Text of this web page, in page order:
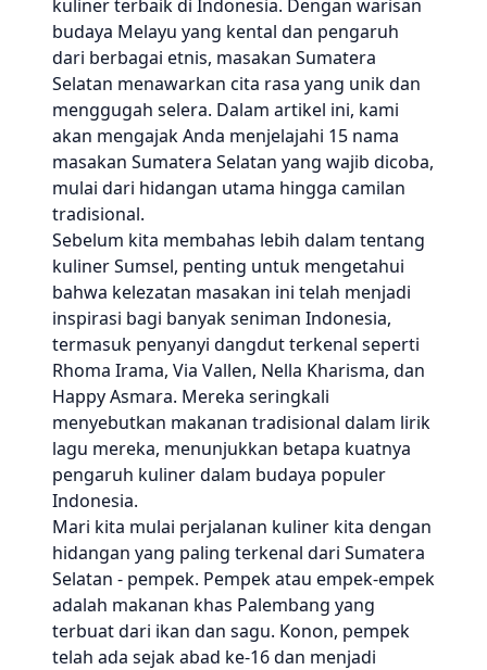
kuliner terbaik di Indonesia. Dengan warisan
budaya Melayu yang kental dan pengaruh
dari berbagai etnis, masakan Sumatera
Selatan menawarkan cita rasa yang unik dan
menggugah selera. Dalam artikel ini, kami
akan mengajak Anda menjelajahi 15 nama
masakan Sumatera Selatan yang wajib dicoba,
mulai dari hidangan utama hingga camilan
tradisional.
Sebelum kita membahas lebih dalam tentang
kuliner Sumsel, penting untuk mengetahui
bahwa kelezatan masakan ini telah menjadi
inspirasi bagi banyak seniman Indonesia,
termasuk penyanyi dangdut terkenal seperti
Rhoma Irama, Via Vallen, Nella Kharisma, dan
Happy Asmara. Mereka seringkali
menyebutkan makanan tradisional dalam lirik
lagu mereka, menunjukkan betapa kuatnya
pengaruh kuliner dalam budaya populer
Indonesia.
Mari kita mulai perjalanan kuliner kita dengan
hidangan yang paling terkenal dari Sumatera
Selatan - pempek. Pempek atau empek-empek
adalah makanan khas Palembang yang
terbuat dari ikan dan sagu. Konon, pempek
telah ada sejak abad ke-16 dan menjadi